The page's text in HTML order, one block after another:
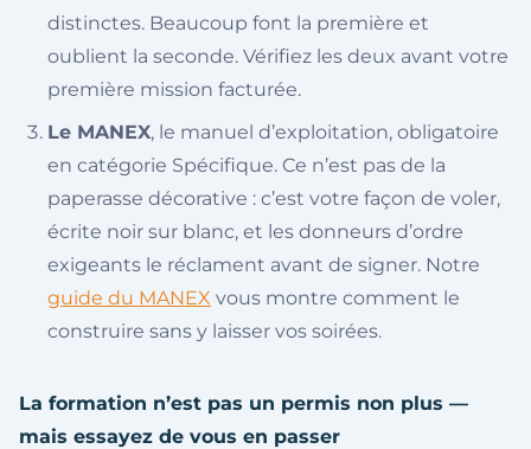
distinctes. Beaucoup font la première et
oublient la seconde. Vérifiez les deux avant votre
première mission facturée.
Le MANEX, le manuel d’exploitation, obligatoire
en catégorie Spécifique. Ce n’est pas de la
paperasse décorative : c’est votre façon de voler,
écrite noir sur blanc, et les donneurs d’ordre
exigeants le réclament avant de signer. Notre
guide du MANEX vous montre comment le
construire sans y laisser vos soirées.
La formation n’est pas un permis non plus —
mais essayez de vous en passer